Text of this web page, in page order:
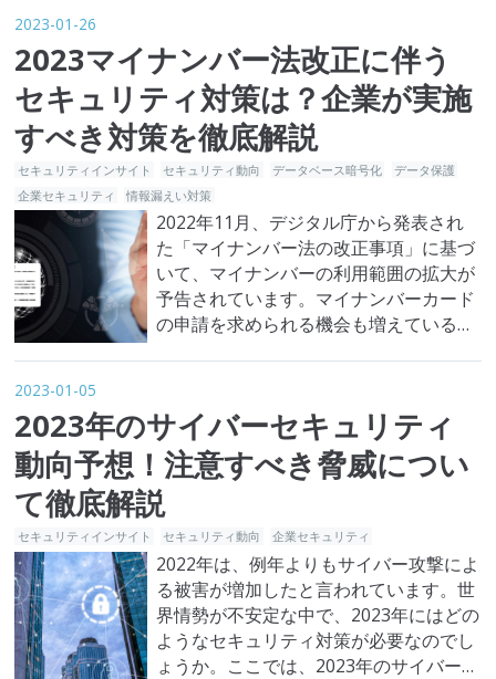
2023-01-26
2023マイナンバー法改正に伴う
セキュリティ対策は？企業が実施
すべき対策を徹底解説
セキュリティインサイト セキュリティ動向 データベース暗号化
データ保護
企業セキュリティ
情報漏えい対策
2022年11月、デジタル庁から発表され
た「マイナンバー法の改正事項」に基づ
いて、マイナンバーの利用範囲の拡大が
予告されています。マイナンバーカード
の申請を求められる機会も増えている中
も変革が求められます。 この記事では、
マイナンバー法改正の内容やマイナンバ
ーに関する現状について解説し、企業…
2023-01-05
2023年のサイバーセキュリティ
動向予想！注意すべき脅威につい
て徹底解説
セキュリティインサイト セキュリティ動向 企業セキュリティ
2022年は、例年よりもサイバー攻撃によ
る被害が増加したと言われています。世
界情勢が不安定な中で、2023年にはどの
ようなセキュリティ対策が必要なのでし
ょうか。ここでは、2023年のサイバー攻